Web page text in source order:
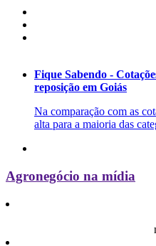
Fique Sabendo -
reposição em Goiás
Na comparação com as
alta para a maioria das
Agronegócio na mídia